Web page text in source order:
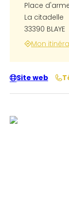
Place
La citadelle
33390 BLAYE
Mon
Site web